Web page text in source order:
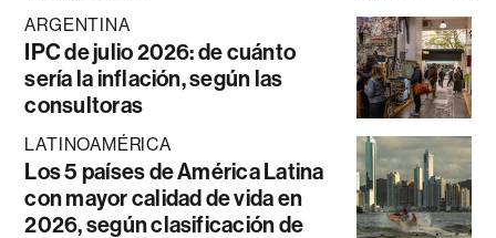
ARGENTINA
IPC de julio 2026: de cuánto
sería la inflación, según las
consultoras
LATINOAMÉRICA
Los 5 países de América Latina
con mayor calidad de vida en
2026, según clasificación de